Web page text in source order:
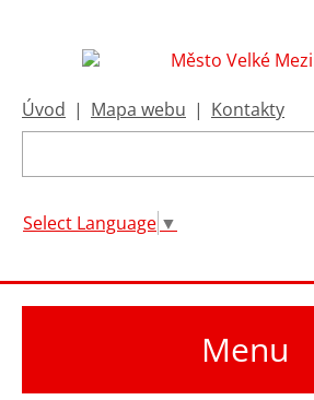
Úvod | Mapa webu | Kontakty
Select Language ▼
Menu